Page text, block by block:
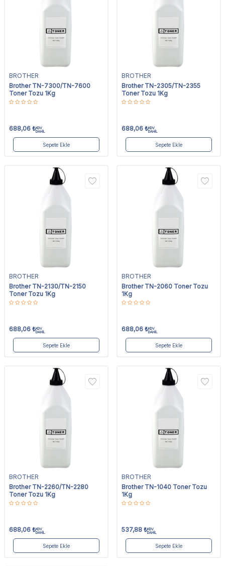
BROTHER
Brother TN-7300/TN-7600
Toner Tozu 1Kg
688,06 ₺KDV
DAHİL
Sepete Ekle
BROTHER
Brother TN-2305/TN-2355
Toner Tozu 1Kg
688,06 ₺KDV
DAHİL
Sepete Ekle
BROTHER
Brother TN-2130/TN-2150
Toner Tozu 1Kg
688,06 ₺KDV
DAHİL
Sepete Ekle
BROTHER
Brother TN-2060 Toner Tozu
1Kg
688,06 ₺KDV
DAHİL
Sepete Ekle
BROTHER
Brother TN-2260/TN-2280
Toner Tozu 1Kg
688,06 ₺KDV
DAHİL
Sepete Ekle
BROTHER
Brother TN-1040 Toner Tozu
1Kg
537,88 ₺KDV
DAHİL
Sepete Ekle